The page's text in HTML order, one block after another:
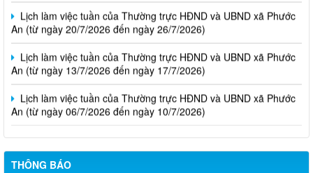
Lịch làm việc tuần của Thường trực HĐND và UBND xã Phước
An (từ ngày 20/7/2026 đến ngày 26/7/2026)
Lịch làm việc tuần của Thường trực HĐND và UBND xã Phước
An (từ ngày 13/7/2026 đến ngày 17/7/2026)
Lịch làm việc tuần của Thường trực HĐND và UBND xã Phước
An (từ ngày 06/7/2026 đến ngày 10/7/2026)
THÔNG BÁO